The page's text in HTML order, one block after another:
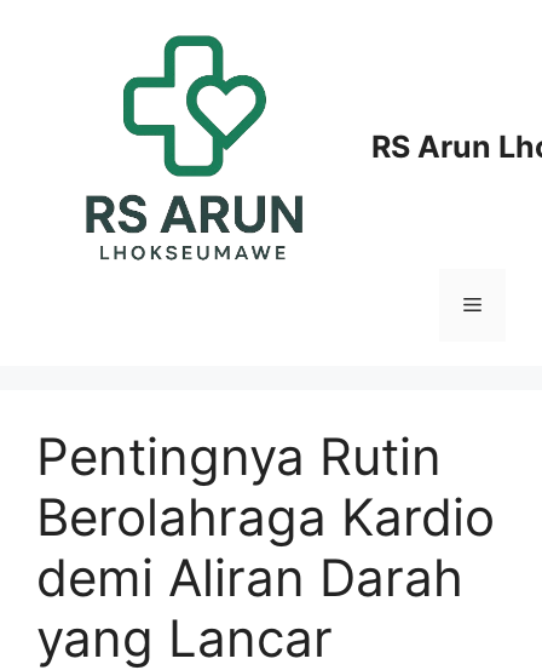
RS Arun
Menu
Pentingnya Rutin
Berolahraga Kardio
demi Aliran Darah
yang Lancar